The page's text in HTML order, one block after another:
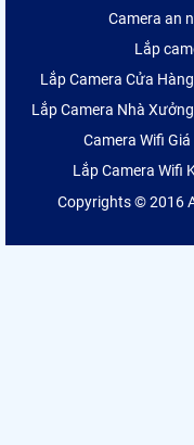
Camera an
Lắp
Lắp Camera Cửa
Lắp Camera Nhà Xưởng
Camera Wifi Giá
Lắp Camera Wifi
Copyrights © 2016